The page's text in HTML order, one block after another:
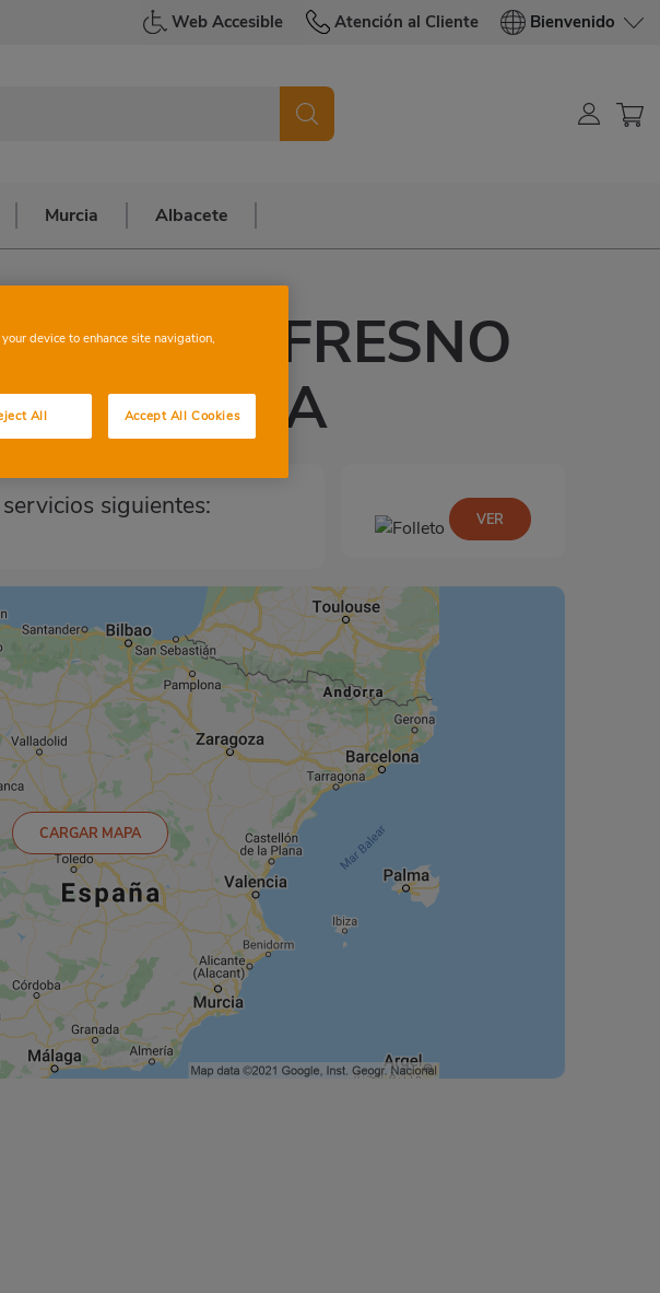
Web Accesible Atención al Cliente Bienvenido
Murcia Albacete
EL FRESNO
PROVINCIA
siguientes: VER
CARGAR MAPA
device to enhance site navigation,
All Accept All Cookies